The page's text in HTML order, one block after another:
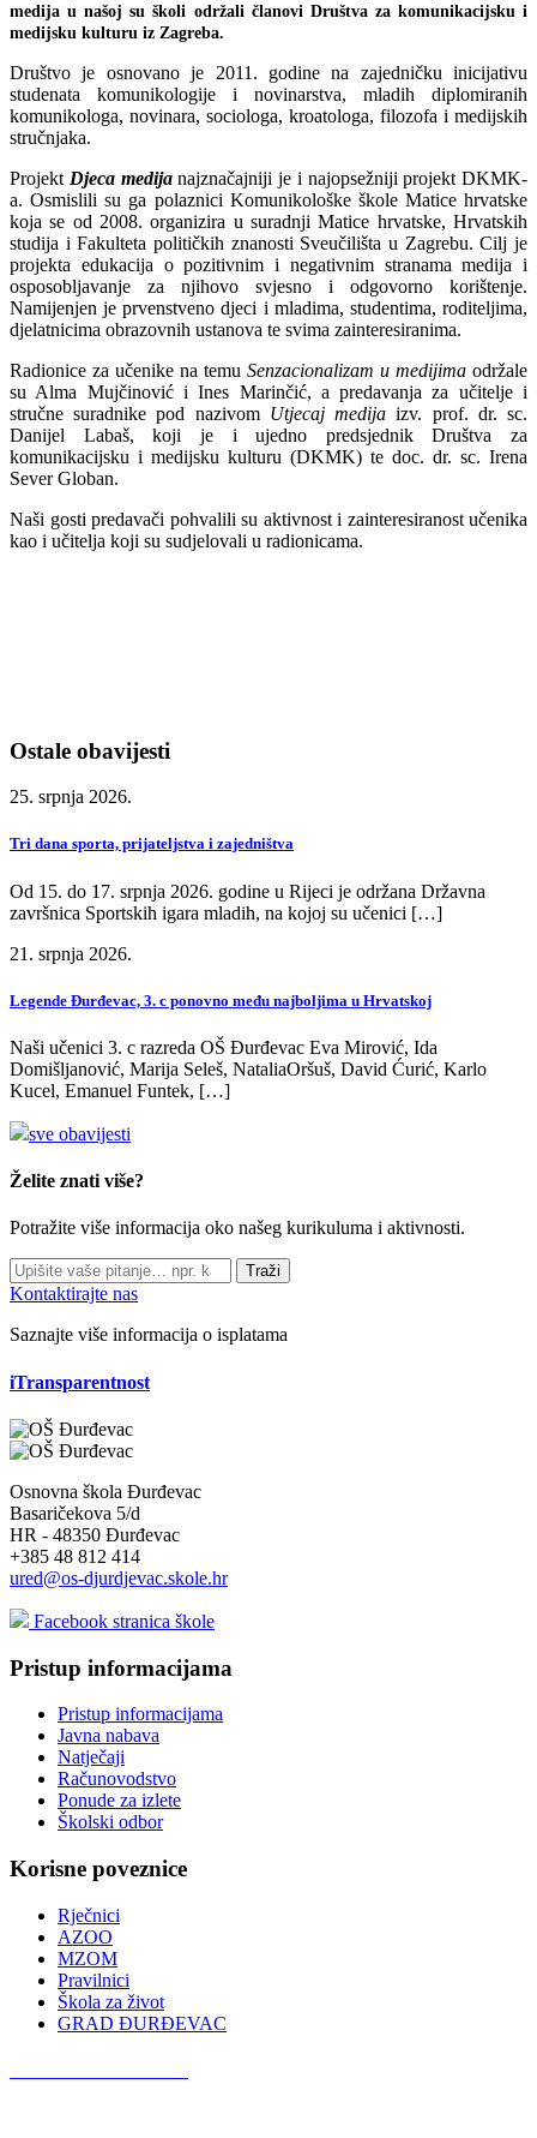
medija u našoj su školi održali članovi Društva za komunikacijsku i
medijsku kulturu iz Zagreba.
Društvo je osnovano je 2011. godine na zajedničku inicijativu
studenata komunikologije i novinarstva, mladih diplomiranih
komunikologa, novinara, sociologa, kroatologa, filozofa i medijskih
stručnjaka.
Projekt Djeca medijanajznačajniji je i najopsežniji projekt DKMK-
a. Osmislili su ga polaznici Komunikološke škole Matice hrvatske
koja se od 2008. organizira u suradnji Matice hrvatske, Hrvatskih
studija i Fakulteta političkih znanosti Sveučilišta u Zagrebu. Cilj je
projekta edukacija o pozitivnim i negativnim stranama medija i
osposobljavanje za njihovo svjesno i odgovorno korištenje.
Namijenjen je prvenstveno djeci i mladima, studentima, roditeljima,
djelatnicima obrazovnih ustanova te svima zainteresiranima.
Radionice za učenike na temu Senzacionalizam u medijima održale
su Alma Mujčinović i Ines Marinčić, a predavanja za učitelje i
stručne suradnike pod nazivom Utjecaj medija izv. prof. dr. sc.
Danijel Labaš, koji je i ujedno predsjednik Društva za
komunikacijsku i medijsku kulturu (DKMK) te doc. dr. sc. Irena
Sever Globan.
Naši gosti predavači pohvalili su aktivnost i zainteresiranost učenika
kao i učitelja koji su sudjelovali u radionicama.
Ostale obavijesti
25. srpnja 2026.
Tri dana sporta, prijateljstva i zajedništva
Od 15. do 17. srpnja 2026. godine u Rijeci je održana Državna
završnica Sportskih igara mladih, na kojoj su učenici […]
21. srpnja 2026.
Legende Đurđevac, 3. c ponovno među najboljima u Hrvatskoj
Naši učenici 3. c razreda OŠ Đurđevac Eva Mirović, Ida
Domišljanović, Marija Seleš, NataliaOršuš, David Ćurić, Karlo
Kucel, Emanuel Funtek, […]
sve obavijesti
Želite znati više?
Potražite više informacija oko našeg kurikuluma i aktivnosti.
Traži
Kontaktirajte nas
Saznajte više informacija o isplatama
iTransparentnost
Osnovna škola Đurđevac
Basaričekova 5/d
HR - 48350 Đurđevac
+385 48 812 414
ured@os-djurdjevac.skole.hr
Facebook stranica škole
Pristup informacijama
Pristup informacijama
Javna nabava
Natječaji
Računovodstvo
Ponude za izlete
Školski odbor
Korisne poveznice
Rječnici
AZOO
MZOM
Pravilnici
Škola za život
GRAD ĐURĐEVAC